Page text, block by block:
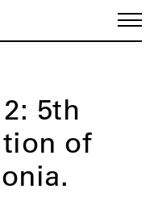
5th
of